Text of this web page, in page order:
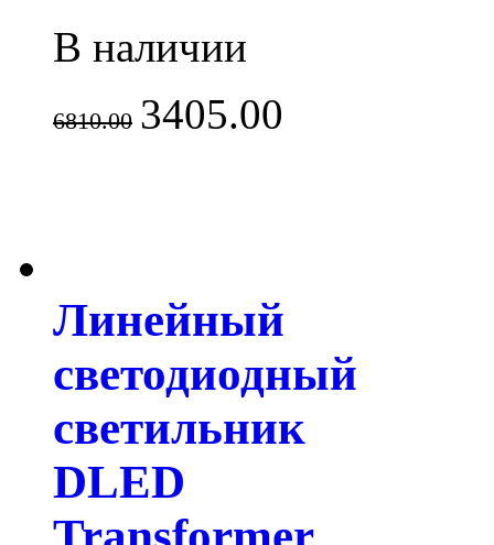
В наличии
6810.00 3405.00
Линейный
светодиодный
светильник
DLED